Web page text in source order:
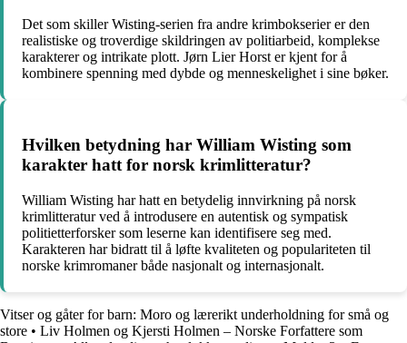
Det som skiller Wisting-serien fra andre krimbokserier er den
realistiske og troverdige skildringen av politiarbeid, komplekse
karakterer og intrikate plott. Jørn Lier Horst er kjent for å
kombinere spenning med dybde og menneskelighet i sine bøker.
Hvilken betydning har William Wisting som
karakter hatt for norsk krimlitteratur?
William Wisting har hatt en betydelig innvirkning på norsk
krimlitteratur ved å introdusere en autentisk og sympatisk
politietterforsker som leserne kan identifisere seg med.
Karakteren har bidratt til å løfte kvaliteten og populariteten til
norske krimromaner både nasjonalt og internasjonalt.
Vitser og gåter for barn: Moro og lærerikt underholdning for små og
store • Liv Holmen og Kjersti Holmen – Norske Forfattere som